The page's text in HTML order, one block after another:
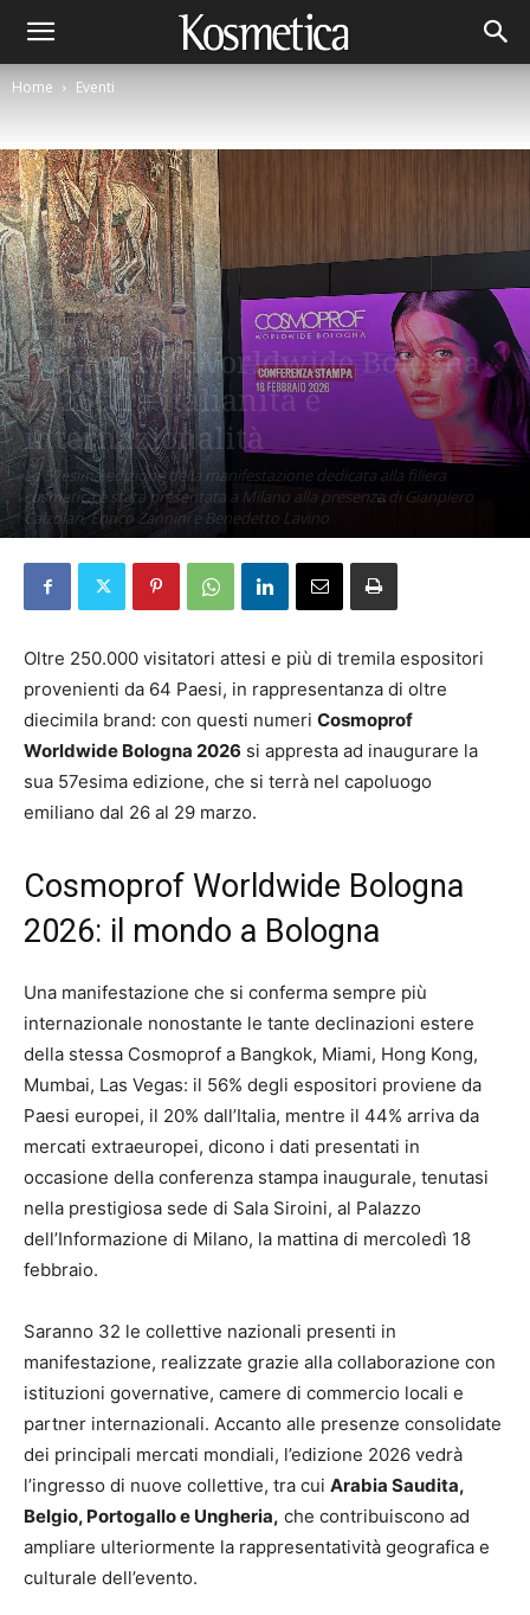
Home Eventi
Eventi
Cosmoprof Worldwide Bologna
2026, tra italianità e
internazionalità
La 57esima edizione della manifestazione dedicata alla filiera
cosmetica è stata presentata a Milano alla presenza di Gianpiero
Calzolari, Enrico Zannini e Benedetto Lavino
Oltre 250.000 visitatori attesi e più di tremila espositori
provenienti da 64 Paesi, in rappresentanza di oltre
diecimila brand: con questi numeri Cosmoprof
Worldwide Bologna 2026 si appresta ad inaugurare la
sua 57esima edizione, che si terrà nel capoluogo
emiliano dal 26 al 29 marzo.
Cosmoprof Worldwide Bologna
2026: il mondo a Bologna
Una manifestazione che si conferma sempre più
internazionale nonostante le tante declinazioni estere
della stessa Cosmoprof a Bangkok, Miami, Hong Kong,
Mumbai, Las Vegas: il 56% degli espositori proviene da
Paesi europei, il 20% dall’Italia, mentre il 44% arriva da
mercati extraeuropei, dicono i dati presentati in
occasione della conferenza stampa inaugurale, tenutasi
nella prestigiosa sede di Sala Siroini, al Palazzo
dell’Informazione di Milano, la mattina di mercoledì 18
febbraio.
Saranno 32 le collettive nazionali presenti in
manifestazione, realizzate grazie alla collaborazione con
istituzioni governative, camere di commercio locali e
partner internazionali. Accanto alle presenze consolidate
dei principali mercati mondiali, l’edizione 2026 vedrà
l’ingresso di nuove collettive, tra cui Arabia Saudita,
Belgio, Portogallo e Ungheria, che contribuiscono ad
ampliare ulteriormente la rappresentatività geografica e
culturale dell’evento.